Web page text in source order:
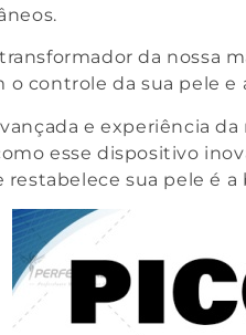
da nossa
o controle da sua pele
e experiência
esse dispositivo
restabelece sua pele é